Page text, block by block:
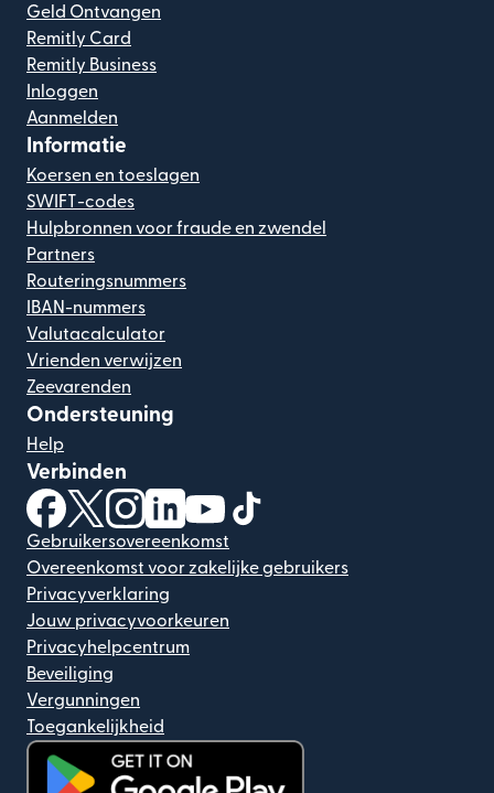
Geld Ontvangen
Remitly Card
Remitly Business
Inloggen
Aanmelden
Informatie
Koersen en toeslagen
SWIFT-codes
Hulpbronnen voor fraude en zwendel
Partners
Routeringsnummers
IBAN-nummers
Valutacalculator
Vrienden verwijzen
Zeevarenden
Ondersteuning
Help
Verbinden
(wordt geopend in een nieuw venster)
(wordt geopend in een nieuw venster)
(wordt geopend in een nieuw venster)
(wordt geopend in een nieuw venster)
(wordt geopend in een nieuw
Gebruikersovereenkomst
Overeenkomst voor zakelijke gebruikers
Privacyverklaring
Jouw privacyvoorkeuren
Privacyhelpcentrum
Beveiliging
Vergunningen
Toegankelijkheid